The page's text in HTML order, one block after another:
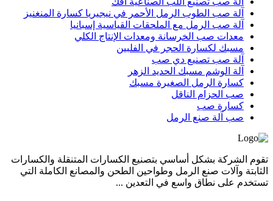
آلة صب الطوب الرمل الأحمر في نيجيريا كسارة المنغنيز
آلة صب الرمل مع الملحقات القياسية إسبانيا
معدات صب الخرسانة ومعدات الإنتاج الكلي
مسبك لكسارة الحجر في الفلبين
آلة صب تصنيع دي صب
آلة الوشم مسبك الحديد الزهر
كسارة الرمل الصغيرة مسبك
صب الحزام الناقل
كسارة صب
صب آلة صنع الرمل
تقوم الشركة بشكل أساسي بتصنيع الكسارات المتنقلة والكسارات
الثابتة وآلات صنع الرمل وطواحين الطحن والمصانع الكاملة التي
تستخدم على نطاق واسع في التعدين ...